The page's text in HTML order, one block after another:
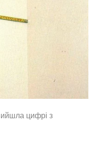
цифрі з